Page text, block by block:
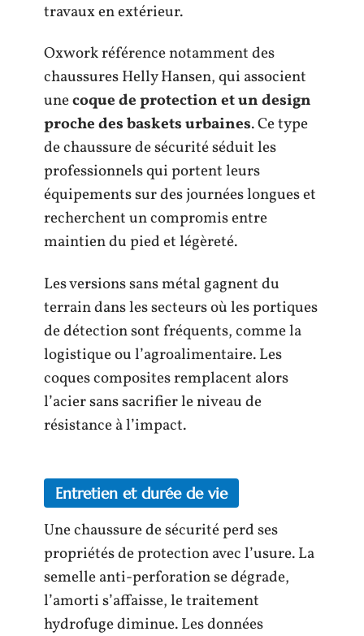
travaux en extérieur.
Oxwork référence notamment des
chaussures Helly Hansen, qui associent
unecoque de protection et un design
proche des baskets urbaines. Ce type
de chaussure de sécurité séduit les
professionnels qui portent leurs
équipements sur des journées longues et
recherchent un compromis entre
maintien du pied et légèreté.
Les versions sans métal gagnent du
terrain dans les secteurs où les portiques
de détection sont fréquents, comme la
logistique ou l’agroalimentaire. Les
coques composites remplacent alors
l’acier sans sacrifier le niveau de
résistance à l’impact.
Entretien et durée de vie
Une chaussure de sécurité perd ses
propriétés de protection avec l’usure. La
semelle anti-perforation se dégrade,
l’amorti s’affaisse, le traitement
hydrofuge diminue. Les données